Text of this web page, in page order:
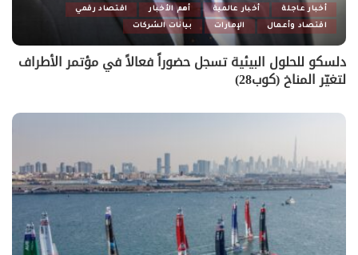
أخبار عاجلة أخبار عالمية أهم الأخبار
اقتصاد رقمي
اقتصاد وأعمال
الإمارات بيانات الشركات
دلسكو للحلول البيئية تسجل حضوراً فعالاً في مؤتمر الأطراف
لتغيّر المناخ (كوب28)